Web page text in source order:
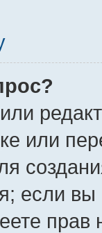
или
если
прав